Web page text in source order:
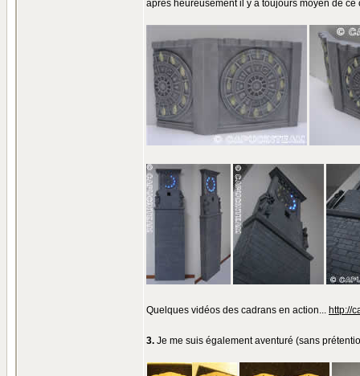
après heureusement il y a toujours moyen de
Quelques vidéos des cadrans en action... http://
3. Je me suis également aventuré (sans